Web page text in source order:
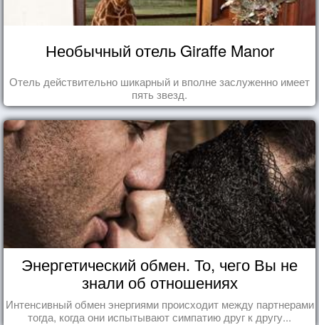
Необычный отель Giraffe Manor
Отель действительно шикарный и вполне заслуженно имеет
пять звезд.
Энергетический обмен. То, чего Вы не
знали об отношениях
Интенсивный обмен энергиями происходит между партнерами
тогда, когда они испытывают симпатию друг к другу...